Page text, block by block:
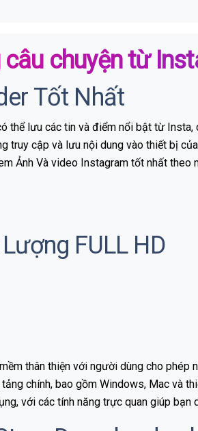
chuyện từ
Tốt Nhất
thể lưu các tin và điểm nổi bật từ
truy cập và lưu nội dung vào thiết bị
Ảnh Và video Instagram tốt nhất theo
FULL HD
thân thiện với người dùng cho
chính, bao gồm Windows, Mac và
với các tính năng trực quan giúp bạn